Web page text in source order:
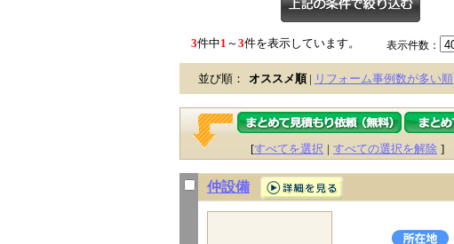
3件中1 ～3件を表示しています。 表示件数：
並び順： オススメ順 | リフォーム事例数が多い順
[すべてを選択 | すべての選択を解除 ]
仲設備